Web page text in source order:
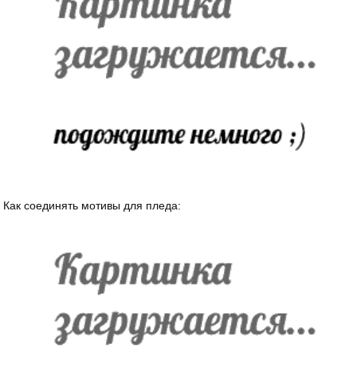
Как соединять мотивы для пледа: